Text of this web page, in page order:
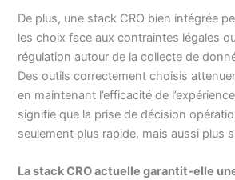
De plus, une stack CRO bien intégrée
les choix face aux contraintes légales
régulation autour de la collecte de
Des outils correctement choisis
en maintenant l’efficacité de
signifie que la prise de décision
seulement plus rapide, mais aussi plus
La stack CRO actuelle garantit-elle